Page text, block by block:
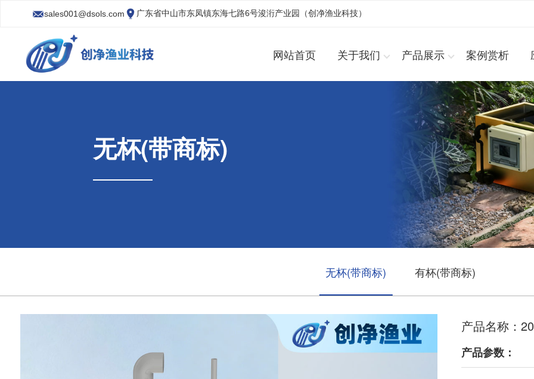
sales001@dsols.com 广东省中山市东凤镇东海七路6号浚洐产业园（创净渔业科技）
网站首页 关于我们 产品展示 案例赏析
无杯(带商标)
无杯(带商标) 有杯(带商标)
产品名称：
产品参数：